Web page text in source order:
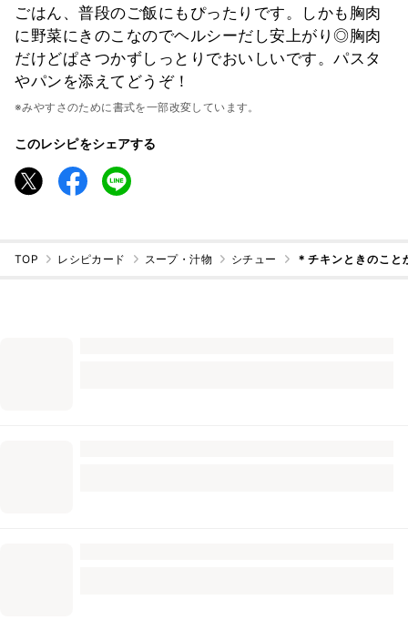
ごはん、普段のご飯にもぴったりです。しかも胸肉
に野菜にきのこなのでヘルシーだし安上がり◎胸肉
だけどぱさつかずしっとりでおいしいです。パスタ
やパンを添えてどうぞ！
※みやすさのために書式を一部改変しています。
このレシピをシェアする
TOP レシピカード スープ・汁物 シチュー ＊チキンときのこ